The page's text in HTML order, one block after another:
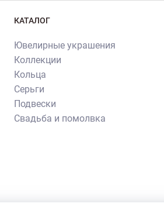
КАТАЛОГ
Ювелирные украшения
Коллекции
Кольца
Серьги
Подвески
Свадьба и помолвка